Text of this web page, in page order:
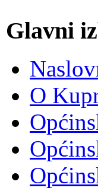
Glavni
O